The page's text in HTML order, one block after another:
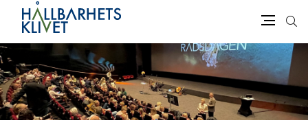
Gå
vidare
till
innehåll
Sök